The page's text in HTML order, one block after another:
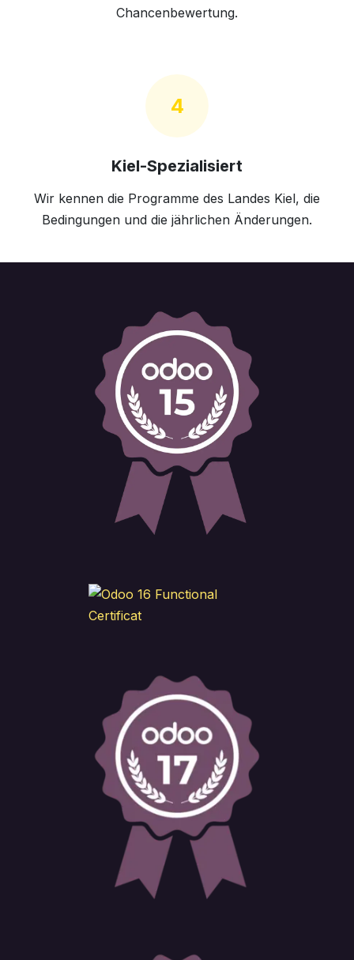
Chancenbewertung.
4
Kiel-Spezialisiert
Wir kennen die Programme des Landes Kiel, die
Bedingungen und die jährlichen Änderungen.